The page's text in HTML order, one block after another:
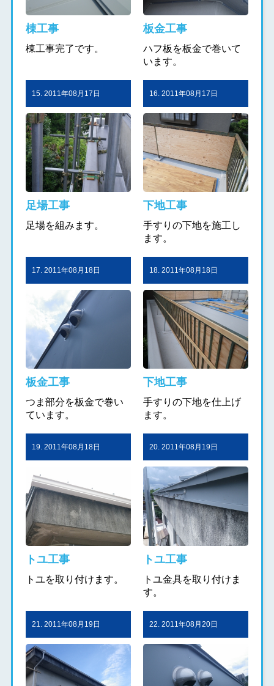
棟工事
棟工事完了です。
板金工事
ハフ板を板金で巻いて
います。
15. 2011年08月17日
足場工事
足場を組みます。
16. 2011年08月17日
下地工事
手すりの下地を施工し
ます。
17. 2011年08月18日
板金工事
つま部分を板金で巻い
ています。
18. 2011年08月18日
下地工事
手すりの下地を仕上げ
ます。
19. 2011年08月18日
トユ工事
トユを取り付けます。
20. 2011年08月19日
トユ工事
トユ金具を取り付けま
す。
21. 2011年08月19日 22. 2011年08月20日